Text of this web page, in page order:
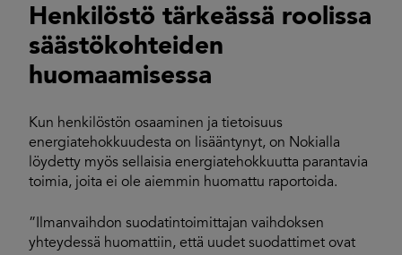
Henkilöstö tärkeässä roolissa
säästökohteiden
huomaamisessa
Kun henkilöstön osaaminen ja tietoisuus
energiatehokkuudesta on lisääntynyt, on Nokialla
löydetty myös sellaisia energiatehokkuutta parantavia
toimia, joita ei ole aiemmin huomattu raportoida.
”Ilmanvaihdon suodatintoimittajan vaihdoksen
yhteydessä huomattiin, että uudet suodattimet ovat